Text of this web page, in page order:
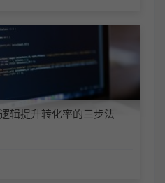
辑提升转化率的三步法